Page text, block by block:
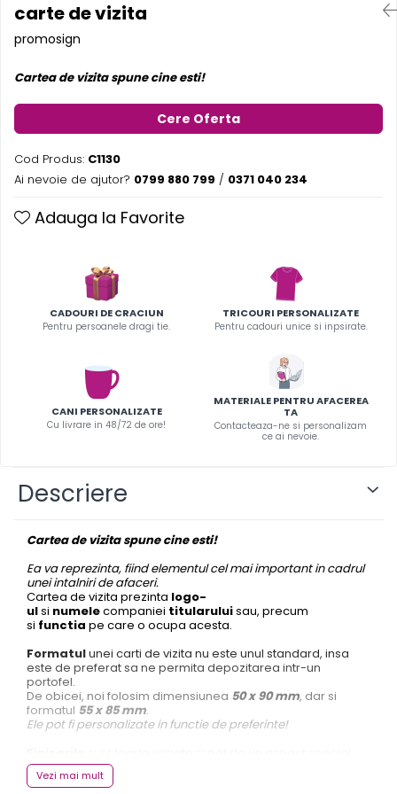
Pereti textili
Suspendate
Arcade
Pereti
Scaune
Outdoor
Corturi Pliabile
Infoboard
Steaguri
Standuri Mari
Standuri Medii
Standuri XL
carte de vizita
promosign
Cartea de vizita spune cine esti!
Cere Oferta
Cod Produs: C1130
Ai nevoie de ajutor? 0799 880 799 / 0371 040 234
Adauga la Favorite
CADOURI DE CRACIUN
Pentru persoanele dragi tie.
TRICOURI PERSONALIZATE
Pentru cadouri unice si inpsirate.
CANI PERSONALIZATE
Cu livrare in 48/72 de ore!
MATERIALE PENTRU AFACEREA
TA
Contacteaza-ne si personalizam
ce ai nevoie.
Descriere
Cartea de vizita spune cine esti!
Ea va reprezinta, fiind elementul cel mai important in cadrul
unei intalniri de afaceri.
Cartea de vizita prezinta logo-
ulsi numelecompaniei titularuluisau, precum
si functia pe care o ocupa acesta.
Formatulunei carti de vizita nu este unul standard, insa
este de preferat sa ne permita depozitarea intr-un
portofel.
De obicei, noi folosim dimensiunea 50 x 90 mm, dar si
formatul 55 x 85 mm.
Ele pot fi personalizate in functie de preferinte!
cartilor de vizita:
Vezi mai mult